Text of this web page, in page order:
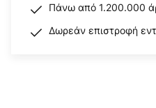
Πάνω από 1.200.000
Δωρεάν επιστροφή